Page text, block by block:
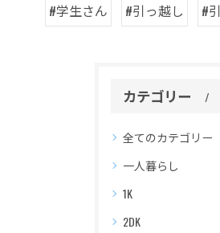
#学生さん #引っ越し #
カテゴリー
全てのカテゴリー
一人暮らし
1K
2DK